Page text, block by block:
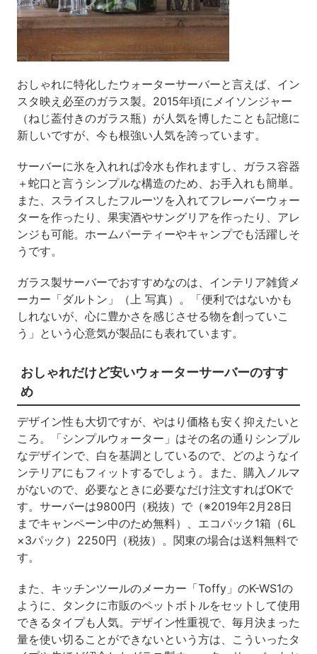
おしゃれに特化したウォーターサーバーと言えば、イン
スタ映え必至のガラス製。2015年頃にメイソンジャー
（ねじ葢付きのガラス瓶）が人気を博したことも記憶に
新しいですが、今も根強い人気を誇っています。
サーバーに氷を入れれば冷水も作れますし、ガラス容器
＋蛇口と言うシンプルな構造のため、お手入れも簡単。
また、スライスしたフルーツを入れてフレーバーウォー
ターを作ったり、果実酒やサングリアを作ったり、アレ
ンジも可能。ホームパーティーやキャンプでも活躍しそ
うです。
ガラス製サーバーでおすすめなのは、インテリア雑貨メ
ーカー「ダルトン」（上 写真）。「便利ではないかも
しれないが、心に豊かさを感じさせる物を創っていこ
う」という心意気が製品にも表れています。
おしゃれだけど安いウォーターサーバーのすす
め
デザイン性も大切ですが、やはり価格も安く抑えたいと
ころ。「シンプルウォーター」はその名の通りシンプル
なデザインで、白を基調としているので、どのようなイ
ンテリアにもフィットするでしょう。また、購入ノルマ
がないので、必要なときに必要なだけ注文すればOKで
す。サーバーは9800円（税抜）で（※2019年2月28日
までキャンペーン中のため無料）、エコパック1箱（6L
×3パック）2250円（税抜）。関東の場合は送料無料で
す。
また、キッチンツールのメーカー「Toffy」のK-WS1の
ように、タンクに市販のペットボトルをセットして使用
できるタイプも人気。デザイン性重視で、毎月決まった
量を使い切ることができないという方は、こういったタ